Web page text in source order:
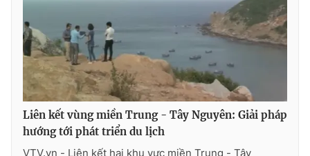
Thị trường 24h Tấm lòng Việt
VTV4 Vươn mình bằng AI
VTV9 VTV8
Liên hệ tòa soạn English
Liên kết vùng miền Trung - Tây Nguyên: Giải pháp
hướng tới phát triển du lịch
VTV.vn - Liên kết hai khu vực miền Trung - Tây